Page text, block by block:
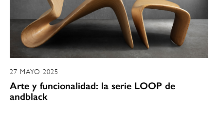
27 MAYO 2025
Arte y funcionalidad: la serie LOOP de
andblack